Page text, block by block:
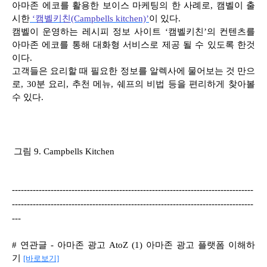
아마존 에코를 활용한 보이스 마케팅의 한 사례로, 캠벨이 출
시한 ‘캠벨키친(Campbells kitchen)’이 있다.
캠벨이 운영하는 레시피 정보 사이트
‘캠벨키친’의 컨텐츠를
아마존 에코를 통해 대화형 서비스로 제공 될 수 있도록 한것
이다.
고객들은 요리할 때 필요한 정보를 알렉사에 물어보는 것 만으
로, 30분 요리, 추천 메뉴, 쉐프의 비법 등을 편리하게 찾아볼
수 있다.
그림 9. Campbells Kitchen
---------------------------------------------------------------------------------
---------------------------------------------------------------------------------
---
# 연관글 - 아마존 광고 AtoZ (1) 아마존 광고 플랫폼 이해하
기 [바로보기]